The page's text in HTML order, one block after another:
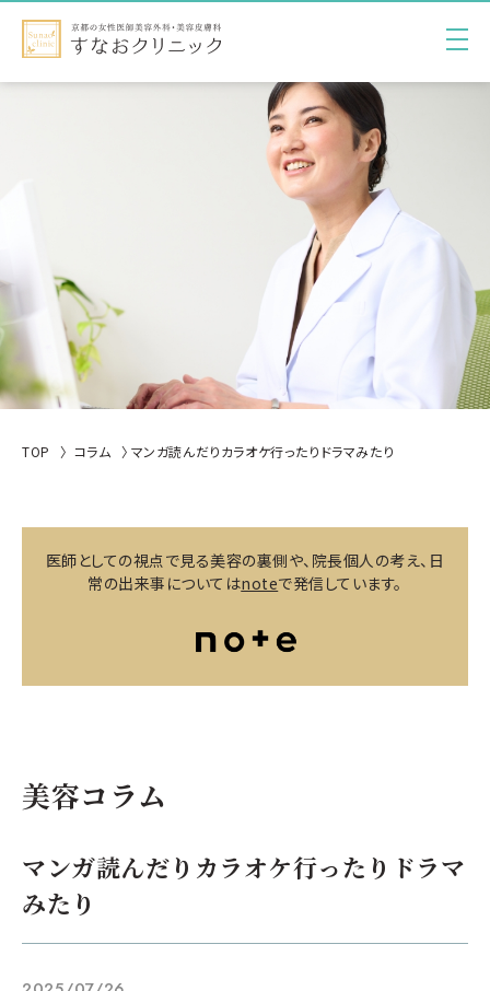
TOP コラム マンガ読んだりカラオケ行ったりドラマみたり
医師としての視点で見る美容の裏側や、院長個人の考え、日
常の出来事についてはnoteで発信しています。
美容コラム
マンガ読んだりカラオケ行ったりドラマ
みたり